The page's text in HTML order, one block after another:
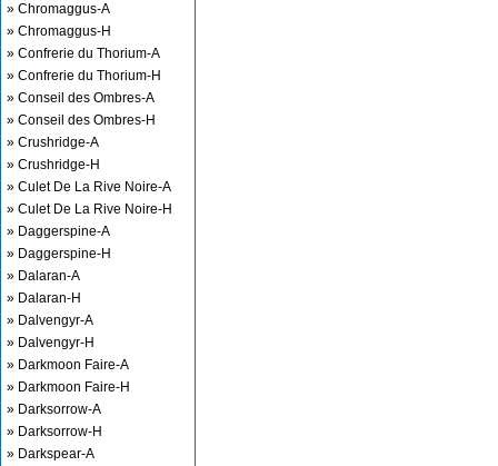
» Chromaggus-A
» Chromaggus-H
» Confrerie du Thorium-A
» Confrerie du Thorium-H
» Conseil des Ombres-A
» Conseil des Ombres-H
» Crushridge-A
» Crushridge-H
» Culet De La Rive Noire-A
» Culet De La Rive Noire-H
» Daggerspine-A
» Daggerspine-H
» Dalaran-A
» Dalaran-H
» Dalvengyr-A
» Dalvengyr-H
» Darkmoon Faire-A
» Darkmoon Faire-H
» Darksorrow-A
» Darksorrow-H
» Darkspear-A